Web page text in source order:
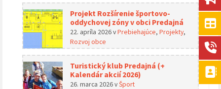
Projekt Rozšírenie športovo-
oddychovej zóny v obci Predajná
22. apríla 2026vPrebiehajúce, Projekty,
Rozvoj obce
Turistický klub Predajná (+
Kalendár akcií 2026)
26. marca 2026vŠport